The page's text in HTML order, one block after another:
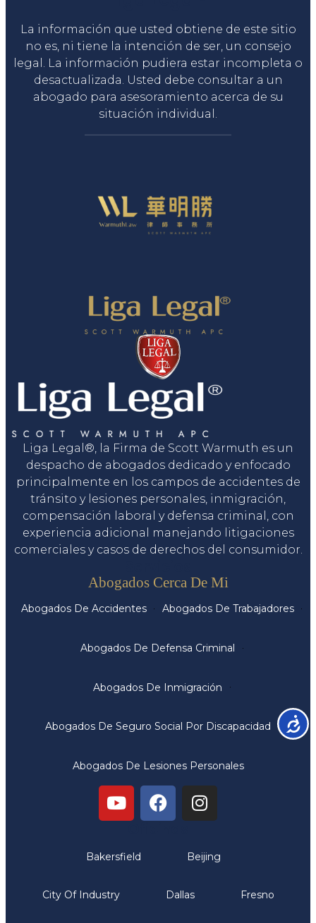
La información que usted obtiene de este sitio
no es, ni tiene la intención de ser, un consejo
legal. La información pudiera estar incompleta o
desactualizada. Usted debe consultar a un
abogado para asesoramiento acerca de su
situación individual.
Liga Legal®, la Firma de Scott Warmuth es un
despacho de abogados dedicado y enfocado
principalmente en los campos de accidentes de
tránsito y lesiones personales, inmigración,
compensación laboral y defensa criminal, con
experiencia adicional manejando litigaciones
comerciales y casos de derechos del consumidor.
Abogados Cerca De Mi
Abogados De Accidentes Abogados De Trabajadores
Abogados De Defensa Criminal
Abogados De Inmigración
Abogados De Seguro Social Por Discapacidad
Abogados De Lesiones Personales
Bakersfield Beijing
City Of Industry Dallas Fresno